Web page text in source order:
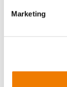
Marketing